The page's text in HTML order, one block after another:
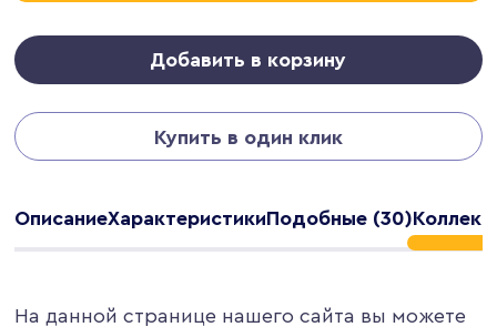
Добавить в корзину
Купить в один клик
ОписаниеХарактеристикиПодобные (30)
На данной странице нашего сайта вы можете